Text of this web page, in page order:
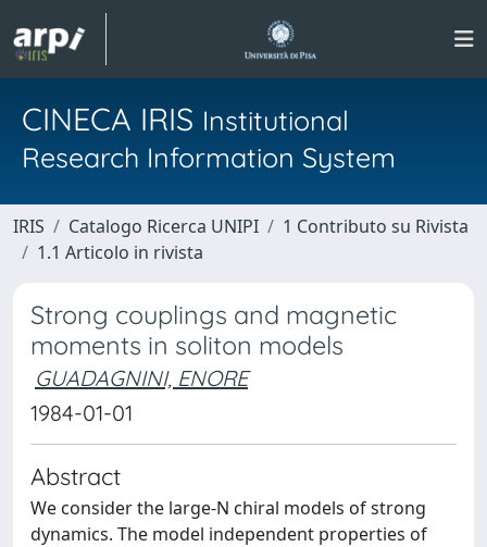
CINECA IRIS Institutional
Research Information System
IRIS Catalogo Ricerca UNIPI
1 Contributo su Rivista
1.1 Articolo in rivista
Strong couplings and magnetic
moments in soliton models
GUADAGNINI, ENORE
1984-01-01
Abstract
We consider the large-N chiral models of strong
dynamics. The model independent properties of